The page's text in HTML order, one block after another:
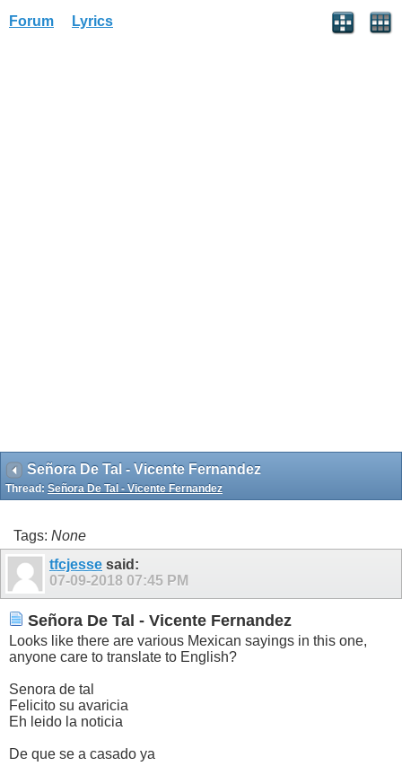
Forum Lyrics
Señora De Tal - Vicente Fernandez
Thread: Señora De Tal - Vicente Fernandez
Tags: None
tfcjesse said:
07-09-2018 07:45 PM
Señora De Tal - Vicente Fernandez
Looks like there are various Mexican sayings in this one,
anyone care to translate to English?
Senora de tal
Felicito su avaricia
Eh leido la noticia
De que se a casado ya